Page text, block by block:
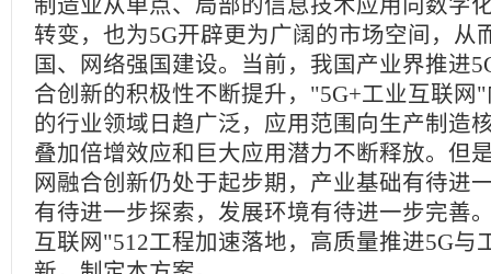
制造业从单点、局部的信息技术应用向数字
转变，也为5G开辟更为广阔的市场空间，从
国、网络强国建设。当前，我国产业界推进
合创新的积极性不断提升，"5G+工业互联网
的行业领域日趋广泛，应用范围向生产制造
叠加倍增效应和巨大应用潜力不断释放。但
网融合创新仍处于起步期，产业基础有待进
有待进一步探索，发展环境有待进一步完善
互联网"512工程加速落地，高质量推进5G与